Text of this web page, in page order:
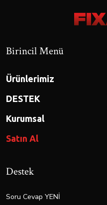
Birincil Menü
Ürünlerimiz
DESTEK
Kurumsal
Satın Al
Destek
Soru Cevap YENİ